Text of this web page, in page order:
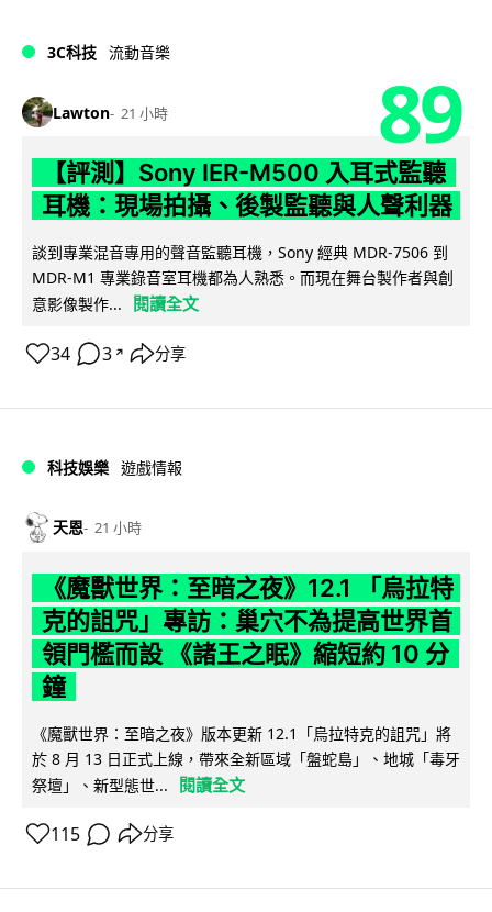
3C科技 流動音樂
Lawton 21 小時 89
【評測】Sony IER-M500 入耳式監聽
耳機：現場拍攝、後製監聽與人聲利器
談到專業混音專用的聲音監聽耳機，Sony 經典 MDR-7506 到
MDR-M1 專業錄音室耳機都為人熟悉。而現在舞台製作者與創
意影像製作...
閱讀全文
34 3 ↗ 分享
科技娛樂 遊戲情報
天恩 21 小時
《魔獸世界：至暗之夜》12.1 「烏拉特
克的詛咒」專訪：巢穴不為提高世界首
領門檻而設 《諸王之眠》縮短約 10 分
鐘
《魔獸世界：至暗之夜》版本更新 12.1「烏拉特克的詛咒」將
於 8 月 13 日正式上線，帶來全新區域「盤蛇島」、地城「毒牙
祭壇」、新型態世...
閱讀全文
115 分享